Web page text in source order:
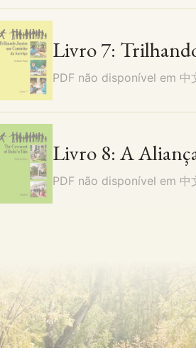
Livro 7:
PDF não disponível em 中
Livro 8: A
PDF não disponível em 中